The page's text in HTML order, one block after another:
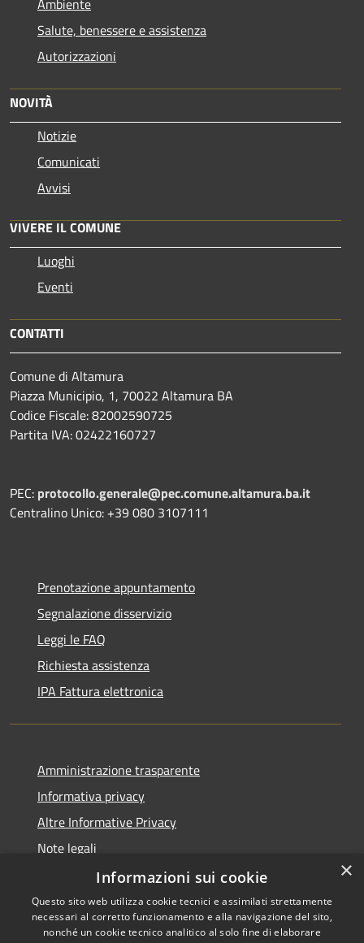
Ambiente
Salute, benessere e assistenza
Autorizzazioni
NOVITÀ
Notizie
Comunicati
Avvisi
VIVERE IL COMUNE
Luoghi
Eventi
CONTATTI
Comune di Altamura
Piazza Municipio, 1, 70022 Altamura BA
Codice Fiscale: 82002590725
Partita IVA: 02422160727
PEC: protocollo.generale@pec.comune.altamura.ba.it
Centralino Unico: +39 080 3107111
Prenotazione appuntamento
Segnalazione disservizio
Leggi le FAQ
Richiesta assistenza
IPA Fattura elettronica
Amministrazione trasparente
Informativa privacy
Altre Informative Privacy
Note legali
Dichiarazione di accessibilità
×
Informazioni sui cookie
Questo sito web utilizza cookie tecnici e assimilati strettamente
necessari al corretto funzionamento e alla navigazione del sito,
nonché un cookie tecnico analitico al solo fine di elaborare